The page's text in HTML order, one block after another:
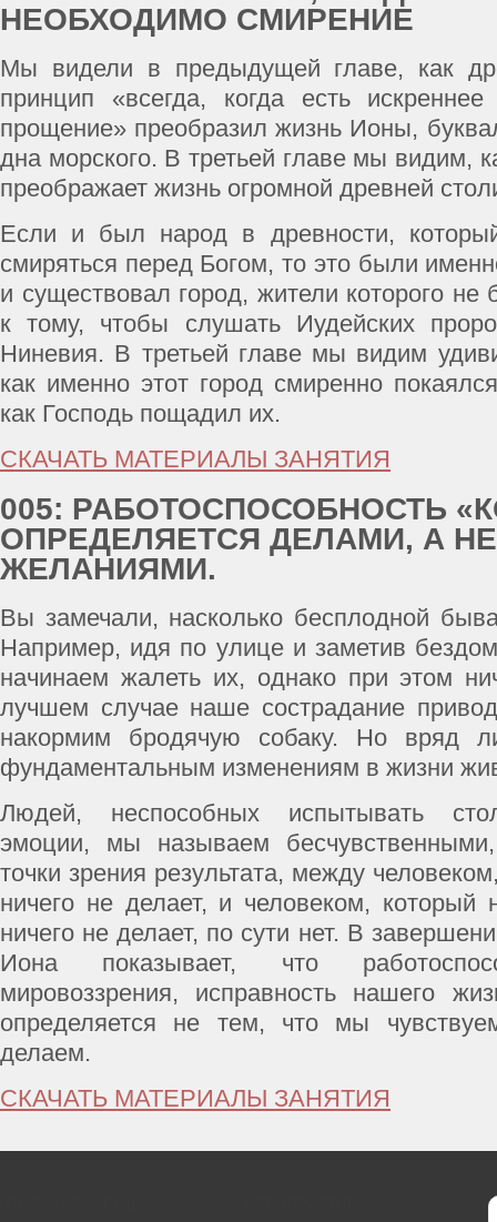
НЕОБХОДИМО СМИРЕНИЕ
Мы видели в предыдущей главе, как
принцип «всегда, когда есть
прощение» преобразил жизнь Ионы,
дна морского. В третьей главе мы видим,
преображает жизнь огромной древней
Если и был народ в древности,
смиряться перед Богом, то это были
и существовал город, жители которого
к тому, чтобы слушать Иудейских
Ниневия. В третьей главе мы видим
как именно этот город смиренно
как Господь пощадил их.
СКАЧАТЬ МАТЕРИАЛЫ ЗАНЯТИЯ
005: РАБОТОСПОСОБНОСТЬ
ОПРЕДЕЛЯЕТСЯ ДЕЛАМИ, А НЕ
ЖЕЛАНИЯМИ.
Вы замечали, насколько бесплодной
Например, идя по улице и заметив
начинаем жалеть их, однако при этом
лучшем случае наше сострадание
накормим бродячую собаку. Но вряд
фундаментальным изменениям в жизни
Людей, неспособных испытывать
эмоции, мы называем
точки зрения результата, между
ничего не делает, и человеком, который
ничего не делает, по сути нет. В
Иона показывает, что
мировоззрения, исправность нашего
определяется не тем, что мы
делаем.
СКАЧАТЬ МАТЕРИАЛЫ ЗАНЯТИЯ